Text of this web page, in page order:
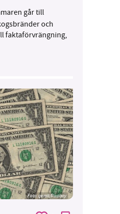
går till
och
faktaförvrängning,
Foto:geralt/Pixabay